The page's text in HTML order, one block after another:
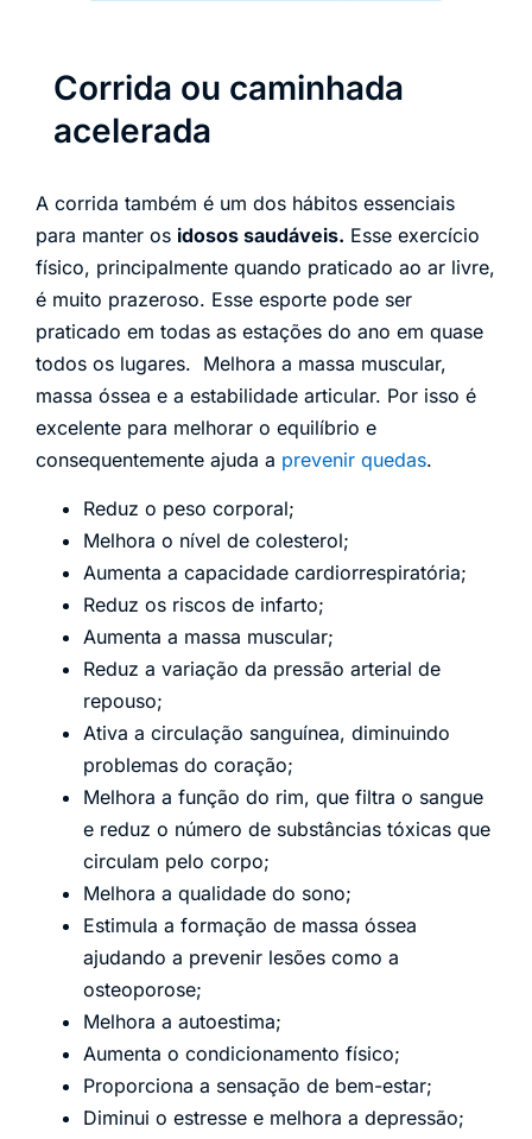
Corrida ou caminhada
acelerada
A corrida também é um dos hábitos essenciais
para manter os idosos saudáveis. Esse exercício
físico, principalmente quando praticado ao ar livre,
é muito prazeroso. Esse esporte pode ser
praticado em todas as estações do ano em quase
todos os lugares. Melhora a massa muscular,
massa óssea e a estabilidade articular. Por isso é
excelente para melhorar o equilíbrio e
consequentemente ajuda a prevenir quedas.
Reduz o peso corporal;
Melhora o nível de colesterol;
Aumenta a capacidade cardiorrespiratória;
Reduz os riscos de infarto;
Aumenta a massa muscular;
Reduz a variação da pressão arterial de
repouso;
Ativa a circulação sanguínea, diminuindo
problemas do coração;
Melhora a função do rim, que filtra o sangue
e reduz o número de substâncias tóxicas que
circulam pelo corpo;
Melhora a qualidade do sono;
Estimula a formação de massa óssea
ajudando a prevenir lesões como a
osteoporose;
Melhora a autoestima;
Aumenta o condicionamento físico;
Proporciona a sensação de bem-estar;
Diminui o estresse e melhora a depressão;